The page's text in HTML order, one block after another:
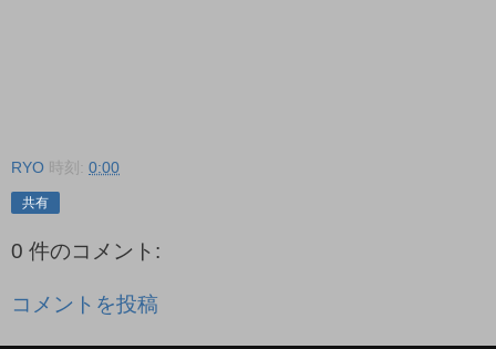
RYO 時刻: 0:00
共有
0 件のコメント:
コメントを投稿